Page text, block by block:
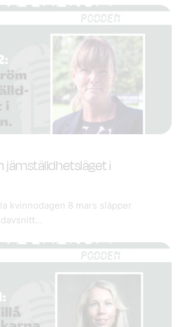
jämställdhetsläget i
kvinnodagen 8 mars släpper